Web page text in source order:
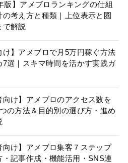
版】アメブロランキングの仕組
の考え方と種類｜上位表示と圏
で解説
け】アメブロで月5万円稼ぐ方法
7選｜スキマ時間を活かす実践ガ
向け】アメブロのアクセス数を
の方法＆目的別の選び方・進め
向け】アメブロ集客７ステップ
・記事作成・機能活用・SNS連